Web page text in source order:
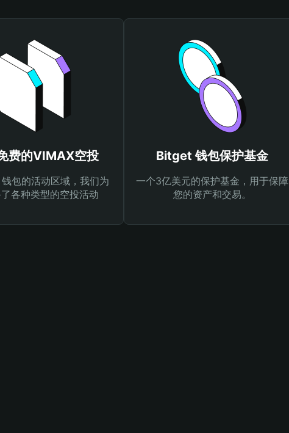
费的VIMAX空投
包的活动区域，我们为
各种类型的空投活动
Bitget 钱包保护基金
一个3亿美元的保护基金，用于保障
您的资产和交易。